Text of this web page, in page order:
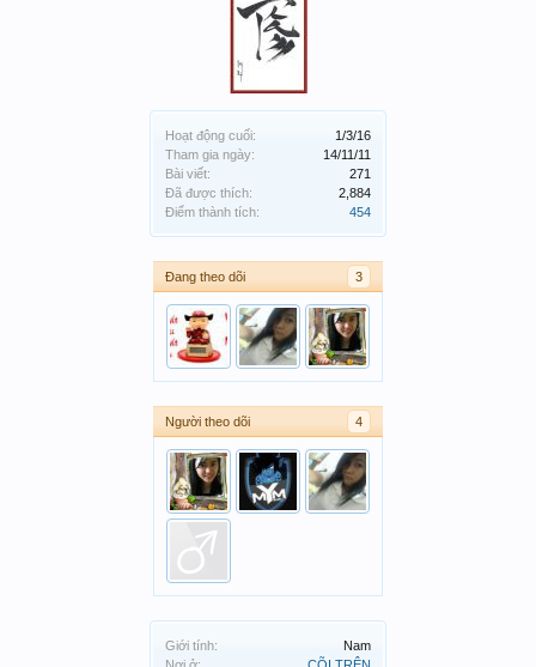
Hoạt động cuối:
1/3/16
Tham gia ngày:
14/11/11
Bài viết:
271
Đã được thích:
2,884
Điểm thành tích:
454
Đang theo dõi 3
Người theo dõi 4
Giới tính:
Nam